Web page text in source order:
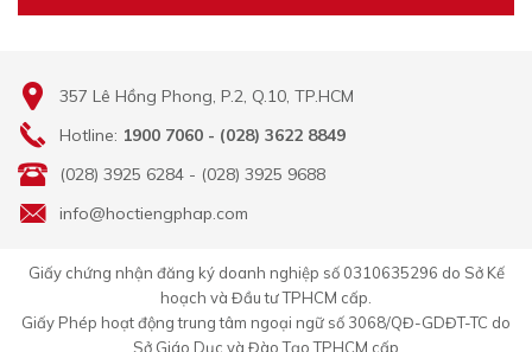
357 Lê Hồng Phong, P.2, Q.10, TP.HCM
Hotline: 1900 7060 - (028) 3622 8849
(028) 3925 6284 - (028) 3925 9688
info@hoctiengphap.com
Giấy chứng nhận đăng ký doanh nghiệp số 0310635296 do Sở Kế
hoạch và Đầu tư TPHCM cấp.
Giấy Phép hoạt động trung tâm ngoại ngữ số 3068/QĐ-GDĐT-TC do
Sở Giáo Dục và Đào Tạo TPHCM cấp